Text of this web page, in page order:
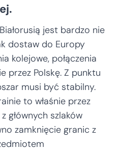
jest bardzo nie
dostaw do Europy
kolejowe, połączenia
przez Polskę. Z punktu
musi być stabilny.
to właśnie przez
głównych szlaków
zamknięcie granic z